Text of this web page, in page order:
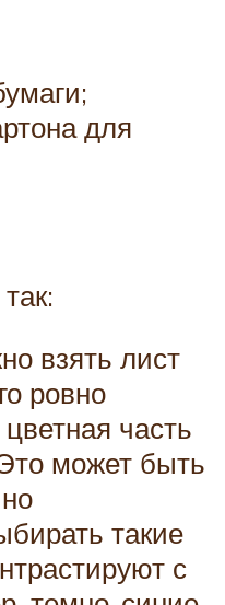
для
взять лист
ровно
часть
может быть
такие
с